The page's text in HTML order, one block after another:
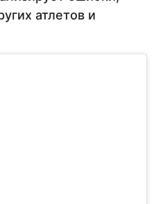
атлетов и